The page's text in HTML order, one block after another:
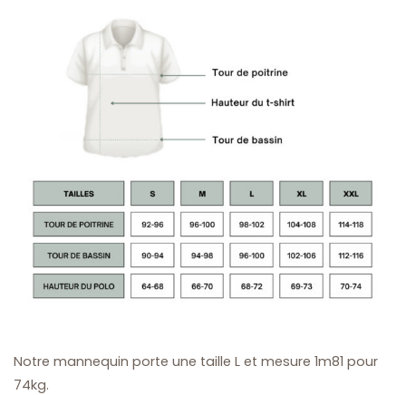
Notre mannequin porte une taille L et mesure 1m81 pour
74kg.